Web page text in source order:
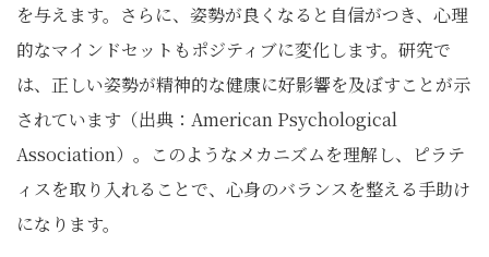
を与えます。さらに、姿勢が良くなると自信がつき、心理
的なマインドセットもポジティブに変化します。研究で
は、正しい姿勢が精神的な健康に好影響を及ぼすことが示
されています（出典：American Psychological
Association）。このようなメカニズムを理解し、ピラテ
ィスを取り入れることで、心身のバランスを整える手助け
になります。